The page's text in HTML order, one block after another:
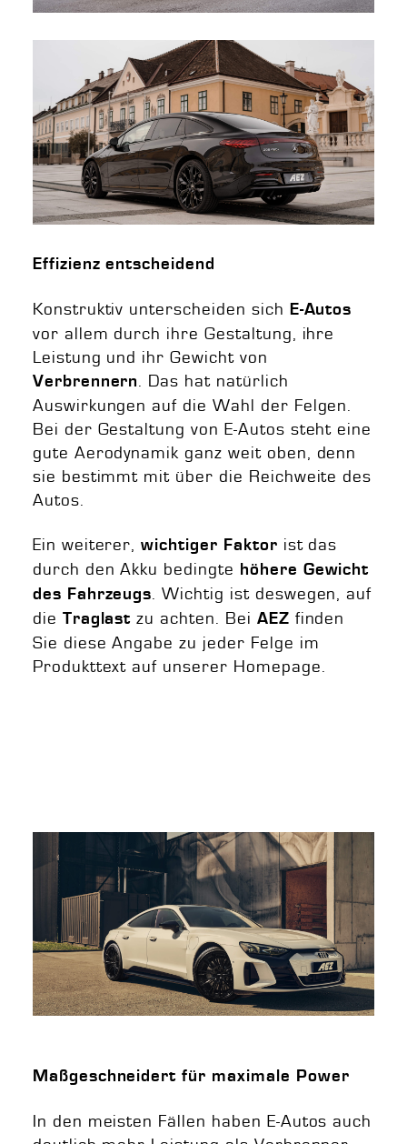
Effizienz entscheidend
Konstruktiv unterscheiden sich E-Autos
vor allem durch ihre Gestaltung, ihre
Leistung und ihr Gewicht von
Verbrennern. Das hat natürlich
Auswirkungen auf die Wahl der Felgen.
Bei der Gestaltung von E-Autos steht eine
gute Aerodynamik ganz weit oben, denn
sie bestimmt mit über die Reichweite des
Autos.
Ein weiterer,wichtiger Faktor ist das
durch den Akku bedingte höhere Gewicht
des Fahrzeugs. Wichtig ist deswegen, auf
die Traglast zu achten. Bei AEZ finden
Sie diese Angabe zu jeder Felge im
Produkttext auf unserer Homepage.
Maßgeschneidert für maximale Power
In den meisten Fällen haben E-Autos auch